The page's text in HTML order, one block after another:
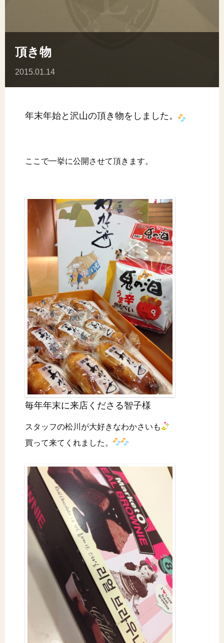
頂き物
2015.01.14
年末年始と沢山の頂き物をしました。
ここで一挙に公開させて頂きます。
毎年年末に来店くださる智子様
スタッフの松川が大好きなわかさいも
買って来てくれました。